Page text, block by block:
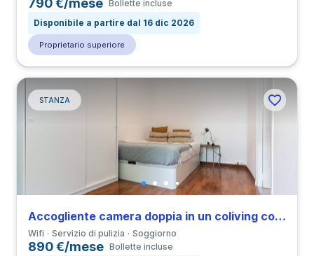
Bollette incluse
Disponibile a partire dal 16 dic 2026
Proprietario superiore
STANZA
Accogliente camera doppia in un coliving con 4 camere in Can Baro
Wifi Servizio di pulizia Soggiorno
890 €/mese Bollette incluse